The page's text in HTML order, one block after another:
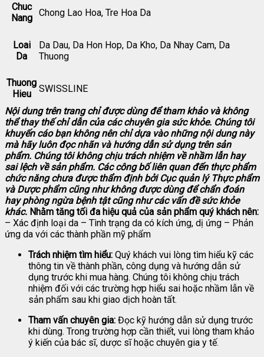
Chuc
Nang
Chong Lao Hoa, Tre Hoa Da
Loai
Da
Da Dau, Da Hon Hop, Da Kho, Da Nhay Cam, Da
Thuong
Thuong
Hieu
SWISSLINE
Nội dung trên trang chỉ được dùng để tham khảo và không
thể thay thế chỉ dẫn của các chuyên gia sức khỏe. Chúng tôi
khuyến cáo bạn không nên chỉ dựa vào những nội dung này
mà hãy luôn đọc nhãn và hướng dẫn sử dụng trên sản
phẩm. Chúng tôi không chịu trách nhiệm về nhầm lẫn hay
sai lệch về sản phẩm. Các công bố liên quan đến thực phẩm
chức năng chưa được thẩm định bởi Cục quản lý Thực phẩm
và Dược phẩm cũng như không được dùng để chẩn đoán
hay phòng ngừa bệnh tật cũng như các vấn đề sức khỏe
khác. Nhằm tăng tối đa hiệu quả của sản phẩm quý khách nên:
– Xác định loại da – Tình trạng da có kích ứng, dị ứng – Phản
ứng da với các thành phần mỹ phẩm
Trách nhiệm tìm hiểu: Quý khách vui lòng tìm hiểu kỹ các
thông tin về thành phần, công dụng và hướng dẫn sử
dụng trước khi mua hàng. Chúng tôi không chịu trách
nhiệm đối với các trường hợp hiểu sai hoặc nhầm lẫn về
sản phẩm sau khi giao dịch hoàn tất.
Tham vấn chuyên gia: Đọc kỹ hướng dẫn sử dụng trước
khi dùng. Trong trường hợp cần thiết, vui lòng tham khảo
ý kiến của bác sĩ, dược sĩ hoặc chuyên gia y tế.